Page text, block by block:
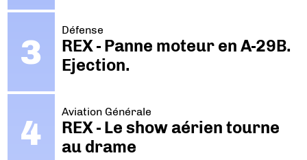
Défense
REX - Panne moteur en A-29B.
Ejection.
Aviation Générale
REX - Le show aérien tourne
au drame